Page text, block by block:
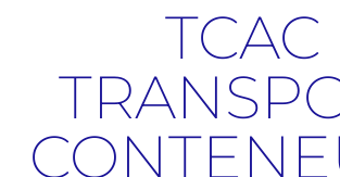
TCAC